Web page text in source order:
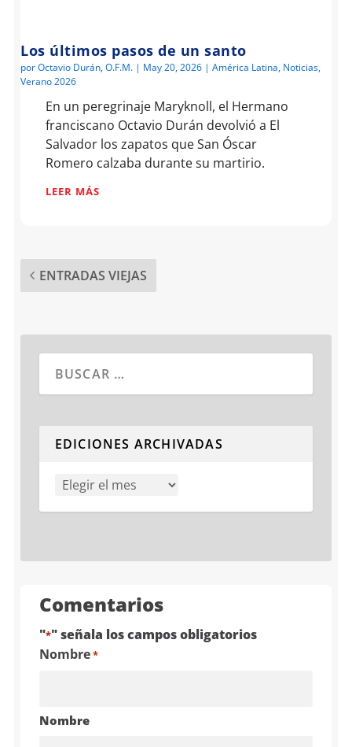
Los últimos pasos de un santo
porOctavio Durán, O.F.M. | May 20, 2026 |América Latina, Noticias,
Verano 2026
En un peregrinaje Maryknoll, el Hermano
franciscano Octavio Durán devolvió a El
Salvador los zapatos que San Óscar
Romero calzaba durante su martirio.
LEER MÁS
ENTRADAS VIEJAS
EDICIONES ARCHIVADAS
Comentarios
"*" señala los campos obligatorios
Nombre*
Nombre